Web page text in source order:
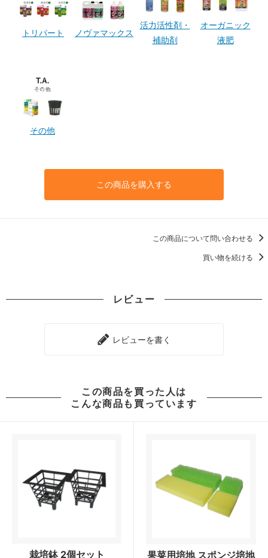
トリパート ノヴァマックス
活力活性剤・
補助剤
オーガニック
液肥
その他
この商品を購入する
この商品について問い合わせる
買い物を続ける
レビュー
レビューを書く
この商品を買った人は
こんな商品も買っています
栽培鉢 2個セット 果菜用培地 スポンジ培地